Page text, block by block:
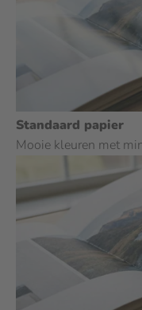
Het is ook mogelijk
product te bestellen.
kiezen voor deze
Barcode
Dit product wordt
Deze barcode zorgt
orderstatus online
barcode kostenloos
order handmatig door
Inpakoptie
Dit product cadeau
slechts € 1,99.
Standaard papier
Mooie kleuren met